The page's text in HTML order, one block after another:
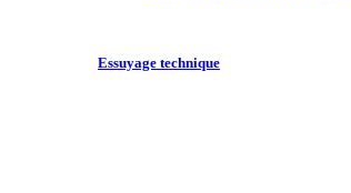
Essuyage technique